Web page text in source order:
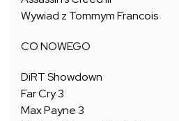
Wywiad z Tommym Francois
CO NOWEGO
DiRT Showdown
Far Cry 3
Max Payne 3